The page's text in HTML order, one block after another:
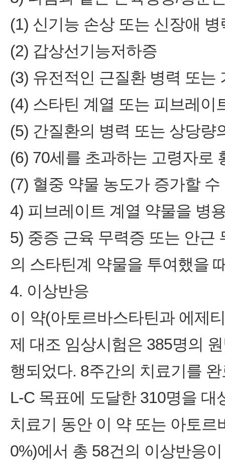
(1) 신기능 손상 또는 신장애 병
(2) 갑상선기능저하증
(3) 유전적인 근질환 병력 또는
(4) 스타틴 계열 또는 피브레이
(5) 간질환의 병력 또는 상당량
(6) 70세를 초과하는 고령자로
(7) 혈중 약물 농도가 증가할
4) 피브레이트 계열 약물을 병
5) 중증 근육 무력증 또는 안근
의 스타틴계 약물을 투여했을
4. 이상반응
이 약(아토르바스타틴과 에제
제 대조 임상시험은 385명의
행되었다. 8주간의 치료기를
L-C 목표에 도달한 310명을
치료기 동안 이 약 또는 아토
0%)에서 총 58건의 이상반응